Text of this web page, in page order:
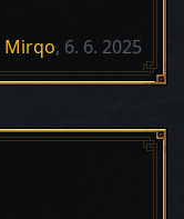
Mirqo, 6. 6. 2025